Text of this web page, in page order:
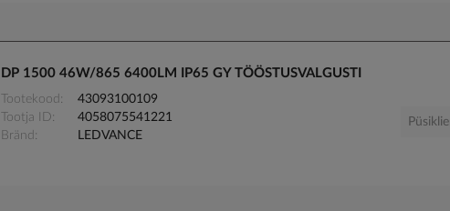
DP 1500 46W/865 6400LM IP65 GY TÖÖSTUSVALGUSTI
Tootekood
43093100109
Tootja ID
4058075541221
Bränd
LEDVANCE